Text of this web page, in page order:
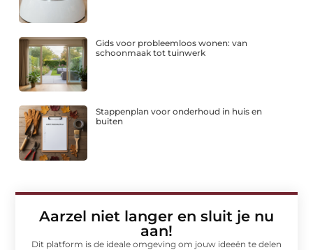
Gids voor probleemloos wonen: van
schoonmaak tot tuinwerk
Stappenplan voor onderhoud in huis en
buiten
Aarzel niet langer en sluit je nu
aan!
Dit platform is de ideale omgeving om jouw ideeën te delen